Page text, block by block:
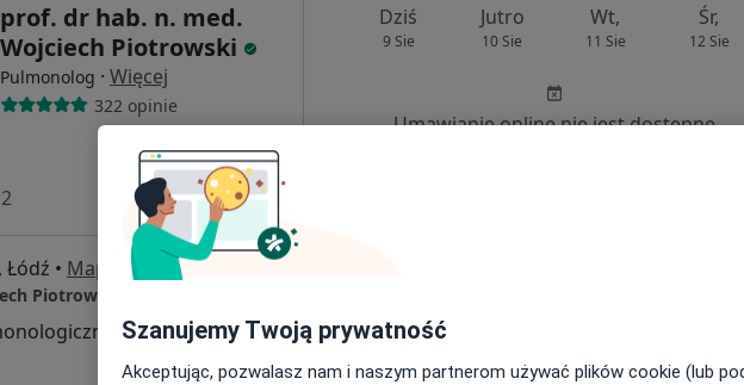
prof. dr hab. n. med.
Wojciech Piotrowski
Pulmonolog · Więcej
322 opinie
Łódź • Mapa
Piotrowski
od 400 zł
Dziś
9 Sie
Jutro
10 Sie
Wt,
11 Sie
Śr,
12 Sie
Umawianie online nie jest dostępne
Szanujemy Twoją prywatność
Akceptując, pozwalasz nam i naszym partnerom używać plików cookie (lub